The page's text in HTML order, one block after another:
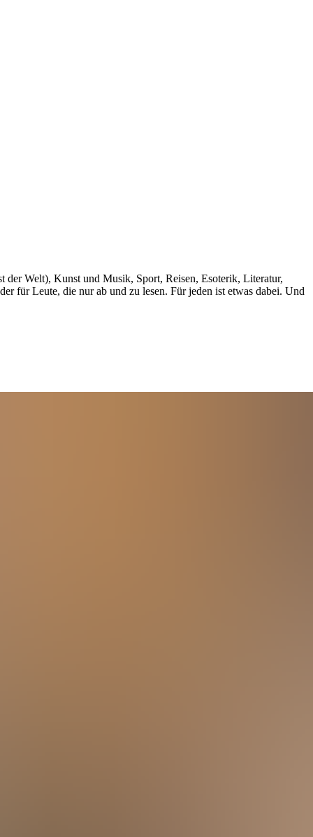
der Welt), Kunst und Musik, Sport, Reisen, Esoterik, Literatur,
für Leute, die nur ab und zu lesen. Für jeden ist etwas dabei. Und